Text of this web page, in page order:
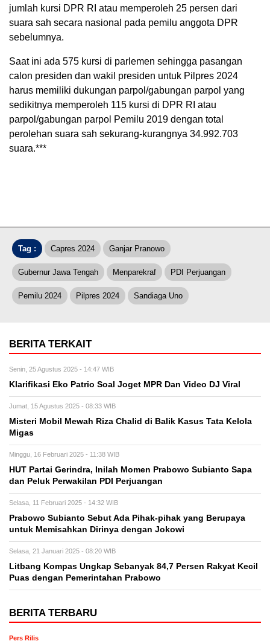
jumlah kursi DPR RI atau memperoleh 25 persen dari
suara sah secara nasional pada pemilu anggota DPR
sebelumnya.
Saat ini ada 575 kursi di parlemen sehingga pasangan
calon presiden dan wakil presiden untuk Pilpres 2024
harus memiliki dukungan parpol/gabungan parpol yang
sedikitnya memperoleh 115 kursi di DPR RI atau
parpol/gabungan parpol Pemilu 2019 dengan total
perolehan suara sah sekurang-kurangnya 34.992.703
suara.***
Tag : Capres 2024 Ganjar Pranowo
Gubernur Jawa Tengah Menparekraf PDI Perjuangan
Pemilu 2024 Pilpres 2024 Sandiaga Uno
BERITA TERKAIT
Senin, 25 Agustus 2025 - 14:47 WIB
Klarifikasi Eko Patrio Soal Joget MPR Dan Video DJ Viral
Jumat, 15 Agustus 2025 - 08:33 WIB
Misteri Mobil Mewah Riza Chalid di Balik Kasus Tata Kelola
Migas
Minggu, 16 Februari 2025 - 11:38 WIB
HUT Partai Gerindra, Inilah Momen Prabowo Subianto Sapa
dan Peluk Perwakilan PDI Perjuangan
Selasa, 11 Februari 2025 - 14:32 WIB
Prabowo Subianto Sebut Ada Pihak-pihak yang Berupaya
untuk Memisahkan Dirinya dengan Jokowi
Selasa, 21 Januari 2025 - 08:20 WIB
Litbang Kompas Ungkap Sebanyak 84,7 Persen Rakyat Kecil
Puas dengan Pemerintahan Prabowo
BERITA TERBARU
Pers Rilis